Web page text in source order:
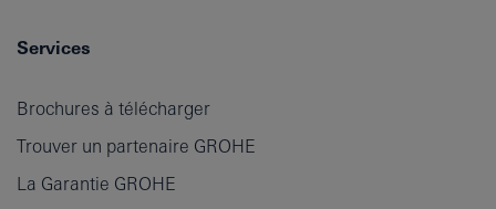
Services
Brochures à télécharger
Trouver un partenaire GROHE
La Garantie GROHE